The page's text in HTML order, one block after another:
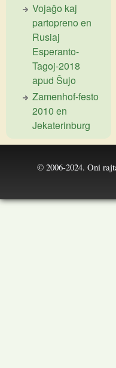
Vojaĝo kaj
partopreno en
Rusiaj
Esperanto-
Tagoj-2018
apud Ŝujo
Zamenhof-festo
2010 en
Jekaterinburg
© 2006-2024. Oni